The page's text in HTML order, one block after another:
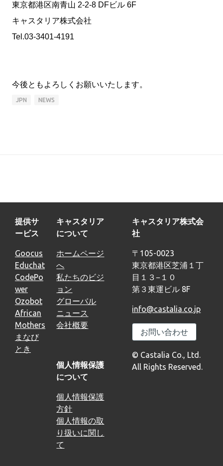
東京都港区南青山 2-2-8 DFビル 6F
キャスタリア株式会社
Tel.03-3401-4191
今後ともよろしくお願いいたします。
JPN NEWS
提供サ
ービス
Goocus
Educhat
CodePo
wer
Ozobot
African
Mothers
まなび
とき
キャスタリア
について
ホームページ
へ
私たちのビジ
ョン
グローバル
ニュース
会社概要
個人情報保護
について
個人情報保護
方針
個人情報の取
り扱いに関し
て
キャスタリア株式会
社
〒105-0023
東京都港区芝浦１丁
目１３−１０
第３東運ビル 8F
info@castalia.co.jp
お問い合わせ
© Castalia Co., Ltd.
All Rights Reserved.